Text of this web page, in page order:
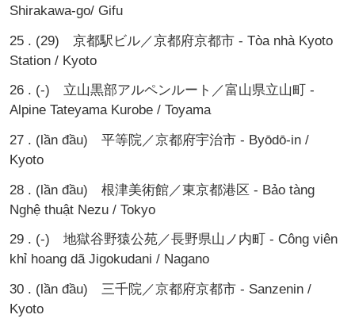
Shirakawa-go/ Gifu
25 . (29) 京都駅ビル／京都府京都市 - Tòa nhà Kyoto
Station / Kyoto
26 . (-) 立山黒部アルペンルート／富山県立山町 -
Alpine Tateyama Kurobe / Toyama
27 . (lần đầu) 平等院／京都府宇治市 - Byōdō-in /
Kyoto
28 . (lần đầu) 根津美術館／東京都港区 - Bảo tàng
Nghệ thuật Nezu / Tokyo
29 . (-) 地獄谷野猿公苑／長野県山ノ内町 - Công viên
khỉ hoang dã Jigokudani / Nagano
30 . (lần đầu) 三千院／京都府京都市 - Sanzenin /
Kyoto